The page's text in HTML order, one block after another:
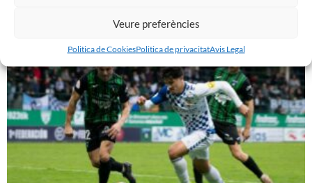
Veure preferències
Politica de CookiesPolitica de privacitatAvis Legal